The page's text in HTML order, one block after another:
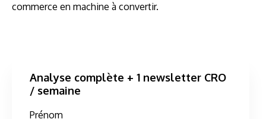
commerce en machine à convertir.
Analyse complète + 1 newsletter CRO
/ semaine
Prénom